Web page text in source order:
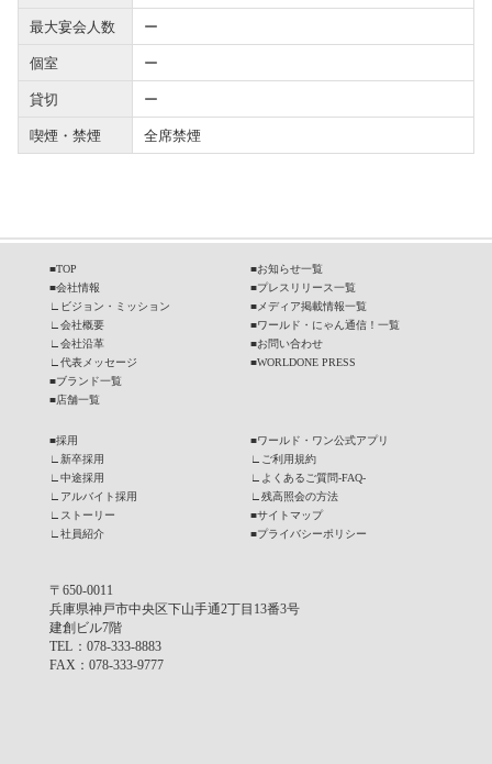
最大宴会人数 ー
個室 ー
貸切 ー
喫煙・禁煙 全席禁煙
■TOP
■会社情報
∟
ビジョン・ミッション
∟ 会社概要
∟ 会社沿革
∟ 代表メッセージ
■ブランド一覧
■店舗一覧
■お知らせ一覧
■プレスリリース一覧
■メディア掲載情報一覧
■ワールド・にゃん通信！一覧
■お問い合わせ
■WORLDONE PRESS
■採用
∟ 新卒採用
∟ 中途採用
∟
アルバイト採用
∟
ストーリー
∟ 社員紹介
■ワールド・ワン公式アプリ
∟
ご利用規約
∟
よくあるご質問-FAQ-
∟ 残高照会の方法
■サイトマップ
■プライバシーポリシー
〒650-0011
兵庫県神戸市中央区下山手通2丁目13番3号
建創ビル7階
TEL ：078-333-8883
FAX ：078-333-9777